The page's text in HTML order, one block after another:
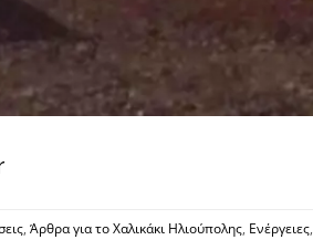
, Άρθρα για το Χαλικάκι Ηλιούπολης, Ενέργειες,